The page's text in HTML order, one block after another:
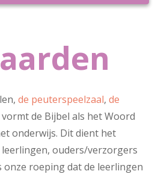
de peuterspeelzaal, de
vormt de Bijbel als het Woord
onderwijs. Dit dient het
ouders/verzorgers
roeping dat de leerlingen